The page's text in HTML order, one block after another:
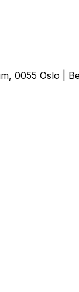
0055 Oslo |